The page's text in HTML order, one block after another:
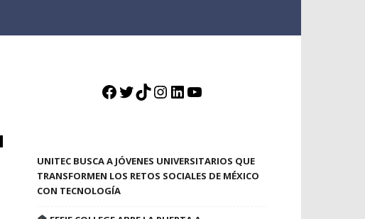
Facebook
Twitter
TikTok
Instagram
LinkedIn
YouTube
UNITEC BUSCA A JÓVENES UNIVERSITARIOS QUE
TRANSFORMEN LOS RETOS SOCIALES DE MÉXICO
CON TECNOLOGÍA